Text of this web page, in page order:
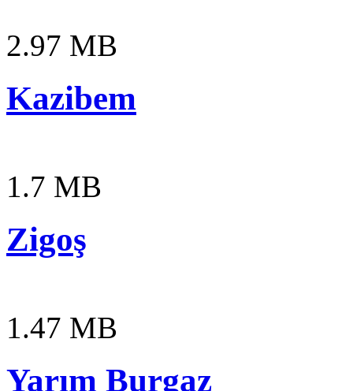
2.97 MB
Kazibem
1.7 MB
Zigoş
1.47 MB
Yarım Burgaz